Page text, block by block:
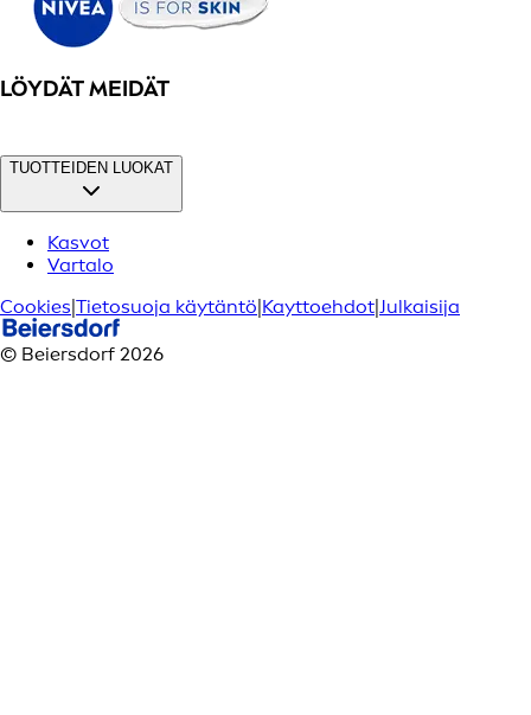
LÖYDÄT MEIDÄT
TUOTTEIDEN LUOKAT
Kasvot
Vartalo
Cookies|Tietosuoja käytäntö|Kayttoehdot|Julkaisija
© Beiersdorf 2026